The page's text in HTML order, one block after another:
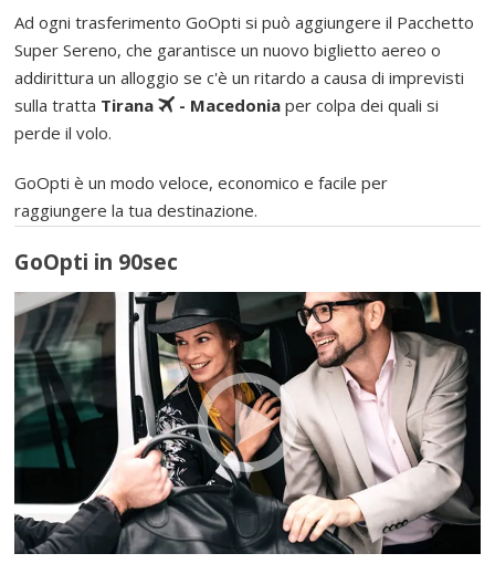
Ad ogni trasferimento GoOpti si può aggiungere il Pacchetto
Super Sereno, che garantisce un nuovo biglietto aereo o
addirittura un alloggio se c'è un ritardo a causa di imprevisti
sulla tratta Tirana - Macedonia per colpa dei quali si
perde il volo.
GoOpti è un modo veloce, economico e facile per
raggiungere la tua destinazione.
GoOpti in 90sec